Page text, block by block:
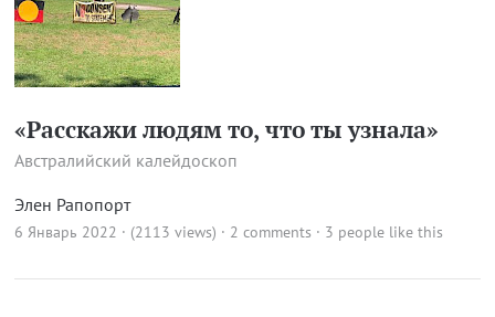
«Расскажи людям то, что ты узнала»
Австралийский калейдоскоп
Элен Рапопорт
6 Январь 2022 · (2113 views) · 2 comments · 3 people like this